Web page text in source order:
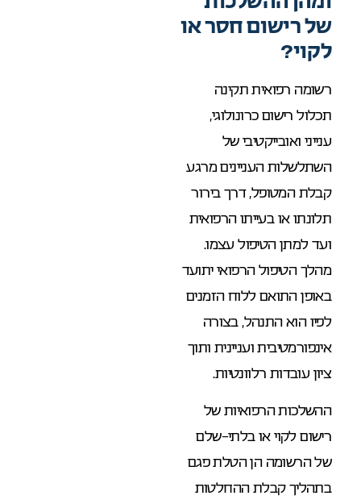
של רישום חסר או
לקוי?
רשומה רפואית תקינה
תכלול רישום כרונולוגי,
ענייני ואובייקטיבי של
השתלשלות העניינים מרגע
קבלת המטופל, דרך בירור
תלונתו או בעייתו הרפואית
ועד למתן הטיפול עצמו.
מהלך הטיפול הרפואי יתועד
באופן התואם ללוח הזמנים
לפיו הוא התנהל, בצורה
אינפורמטיבית ועניינית ותוך
ציון עובדות רלוונטיות.
ההשלכות הרפואיות של
רישום לקוי או בלתי-שלם
של הרשומה הן הטלת פגם
בתהליך קבלת ההחלטות